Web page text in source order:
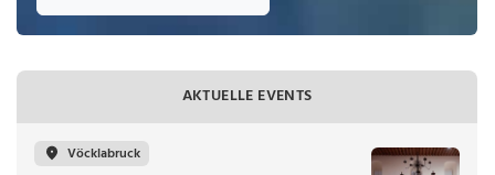
AKTUELLE EVENTS
Vöcklabruck